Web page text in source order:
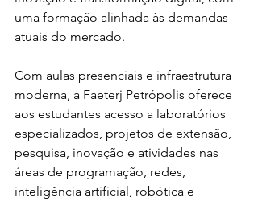
uma formação alinhada às demandas
atuais do mercado.
Com aulas presenciais e infraestrutura
moderna, a Faeterj Petrópolis oferece
aos estudantes acesso a laboratórios
especializados, projetos de extensão,
pesquisa, inovação e atividades nas
áreas de programação, redes,
inteligência artificial, robótica e